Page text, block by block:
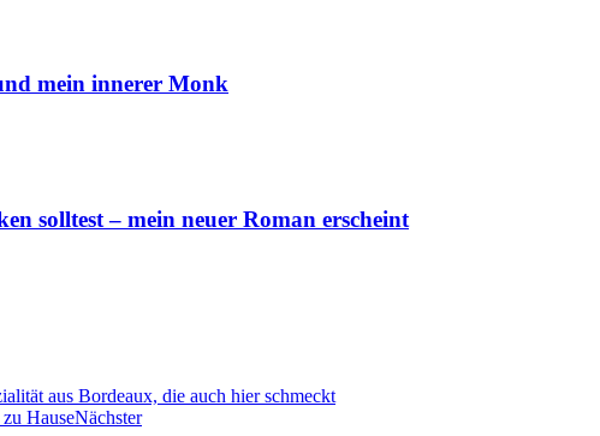
mein innerer Monk
solltest – mein neuer Roman erscheint
aus Bordeaux, die auch hier schmeckt
HauseNächster